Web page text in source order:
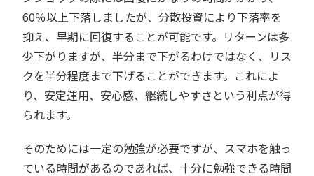
60％以上下落しましたが、分散投資により下落率を
抑え、早期に回復することが可能です。リターンは多
少下がりますが、半分まで下がるわけではなく、リス
クを半分程度まで下げることができます。これによ
り、安定運用、安心感、継続しやすさという利点が得
られます。
そのためには一定の勉強が必要ですが、スマホを触っ
ている時間があるのであれば、十分に勉強できる時間